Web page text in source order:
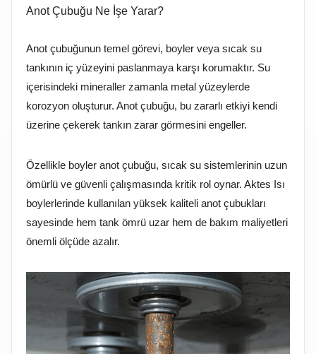
Copyright © 2025 AKTES
Anot Çubuğu Ne İşe Yarar?
Anot çubuğunun temel görevi, boyler veya sıcak su
tankının iç yüzeyini paslanmaya karşı korumaktır. Su
içerisindeki mineraller zamanla metal yüzeylerde
korozyon oluşturur. Anot çubuğu, bu zararlı etkiyi kendi
üzerine çekerek tankın zarar görmesini engeller.
Özellikle boyler anot çubuğu, sıcak su sistemlerinin uzun
ömürlü ve güvenli çalışmasında kritik rol oynar. Aktes Isı
boylerlerinde kullanılan yüksek kaliteli anot çubukları
sayesinde hem tank ömrü uzar hem de bakım maliyetleri
önemli ölçüde azalır.
geçmesine izin veriyorum.